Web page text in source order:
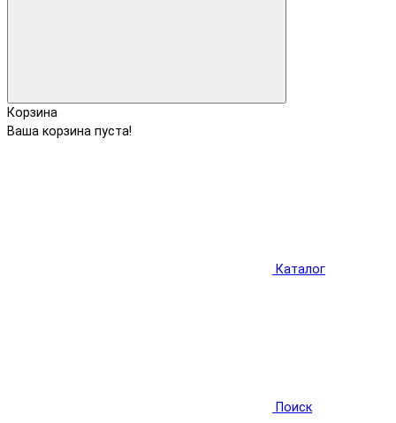
Корзина
Ваша корзина пуста!
Каталог
Поиск